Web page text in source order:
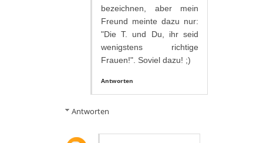
bezeichnen, aber mein
Freund meinte dazu nur:
"Die T. und Du, ihr seid
wenigstens richtige
Frauen!". Soviel dazu! ;)
Antworten
Antworten